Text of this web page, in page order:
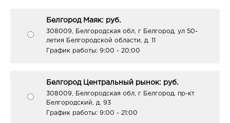
Белгород Маяк: руб.
308009, Белгородская обл, г Белгород, ул 50-
летия Белгородской области, д. 11
График работы: 9:00 - 20:00
Белгород Центральный рынок: руб.
308009, Белгородская обл, г Белгород, пр-кт
Белгородский, д. 93
График работы: 9:00 - 21:00